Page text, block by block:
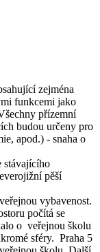
zejména
funkcemi jako
přízemní
budou určeny pro
apod.) - snaha o
stávajícího
pěší
vybavenost.
počítá se
o veřejnou školu
sféry. Praha 5